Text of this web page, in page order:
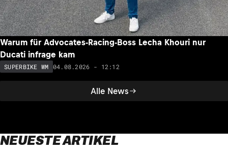
Alle News
Warum für Advocates-Racing-Boss Lecha Khouri nur
Ducati infrage kam
SUPERBIKE WM 04.08.2026 - 12:12
NEUESTE ARTIKEL